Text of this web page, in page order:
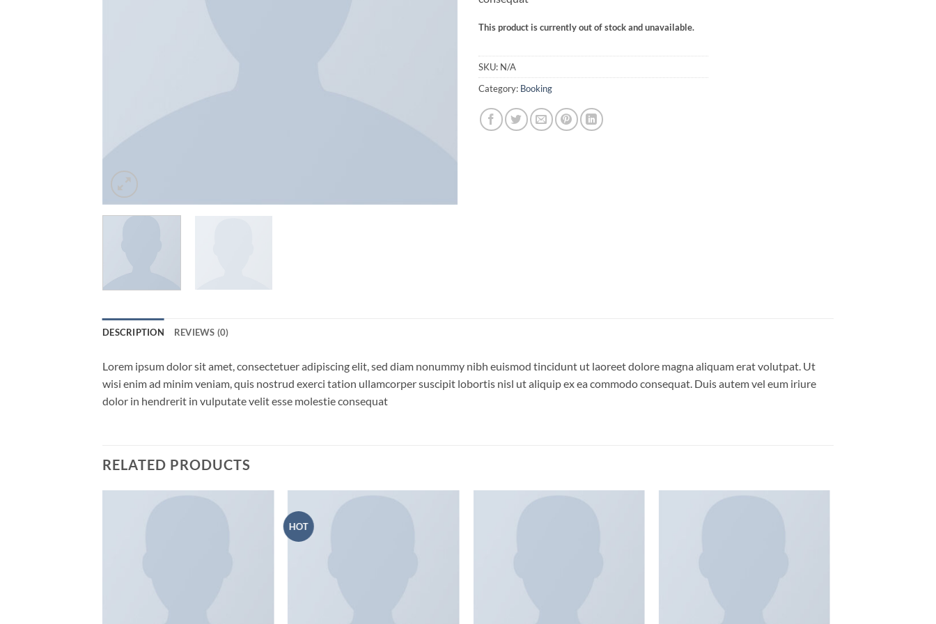
This product is currently out of stock and unavailable.
SKU: N/A
Category: Booking
DESCRIPTION REVIEWS (0)
Lorem ipsum dolor sit amet, consectetuer adipiscing elit, sed diam nonummy nibh euismod tincidunt ut laoreet dolore magna aliquam erat volutpat. Ut
wisi enim ad minim veniam, quis nostrud exerci tation ullamcorper suscipit lobortis nisl ut aliquip ex ea commodo consequat. Duis autem vel eum iriure
dolor in hendrerit in vulputate velit esse molestie consequat
RELATED PRODUCTS
HOT